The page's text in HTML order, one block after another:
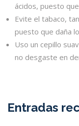
ácidos, puesto
Evite el tabaco,
puesto que daña
Uso un cepillo
no desgaste en
Entradas